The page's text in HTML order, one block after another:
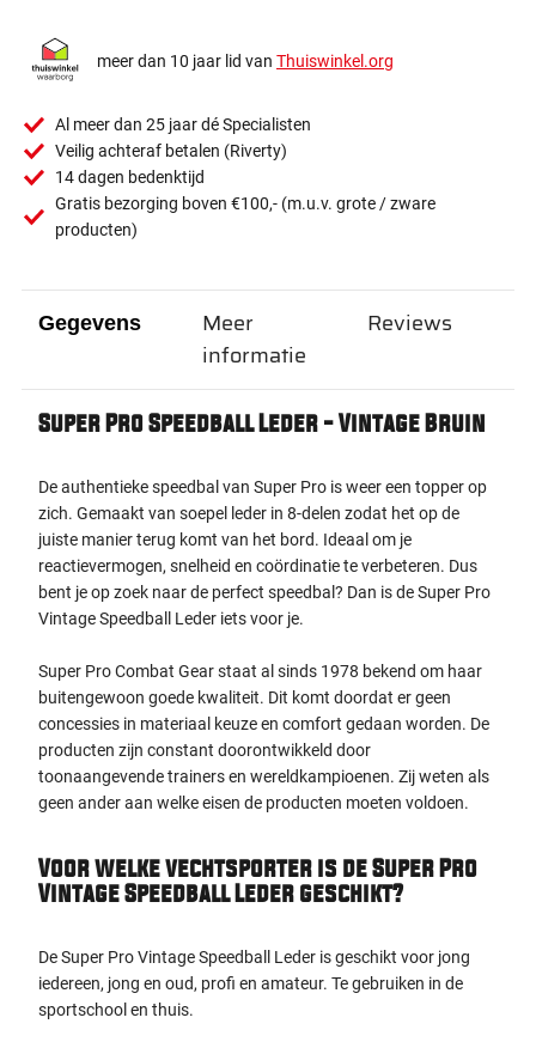
meer dan 10 jaar lid van Thuiswinkel.org
Al meer dan 25 jaar dé Specialisten
Veilig achteraf betalen (Riverty)
14 dagen bedenktijd
Gratis bezorging boven €100,- (m.u.v. grote / zware
producten)
Gegevens
Super Pro Speedball Leder - Vintage Bruin
De authentieke speedbal van Super Pro is weer een topper op
zich. Gemaakt van soepel leder in 8-delen zodat het op de
juiste manier terug komt van het bord. Ideaal om je
reactievermogen, snelheid en coördinatie te verbeteren. Dus
bent je op zoek naar de perfect speedbal? Dan is de Super Pro
Vintage Speedball Leder iets voor je.
Super Pro Combat Gear staat al sinds 1978 bekend om haar
buitengewoon goede kwaliteit. Dit komt doordat er geen
concessies in materiaal keuze en comfort gedaan worden. De
producten zijn constant doorontwikkeld door
toonaangevende trainers en wereldkampioenen. Zij weten als
geen ander aan welke eisen de producten moeten voldoen.
Voor welke vechtsporter is de Super Pro
Vintage Speedball Leder geschikt?
De Super Pro Vintage Speedball Leder is geschikt voor jong
iedereen, jong en oud, profi en amateur. Te gebruiken in de
sportschool en thuis.
Meer
informatie
Reviews